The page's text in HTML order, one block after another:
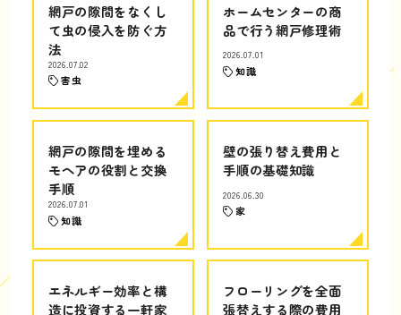
網戸の隙間をなくし
て虫の侵入を防ぐ方
法
2026.07.02
害虫
ホームセンターの商
品で行う網戸修理術
2026.07.01
知識
網戸の隙間を埋める
モヘアの役割と交換
手順
2026.07.01
知識
壁の張り替え費用と
手順の基礎知識
2026.06.30
家
エネルギー効率と構
造に投資する一軒家
フローリングを全面
張替えする際の費用